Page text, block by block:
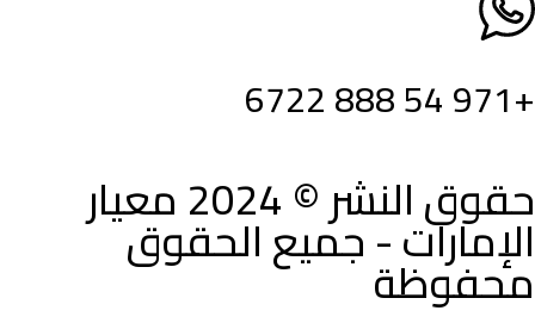
+971 54 888 6722
حقوق النشر © 2024 معيار
الإمارات - جميع الحقوق
محفوظة